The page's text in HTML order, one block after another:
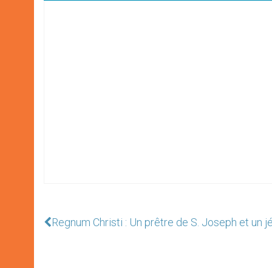
Regnum Christi : Un prêtre de S. Joseph et